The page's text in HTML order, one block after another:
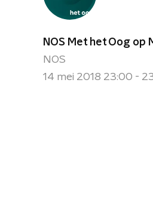
NOS Met het Oog op
NOS
14 mei 2018 23:00 -